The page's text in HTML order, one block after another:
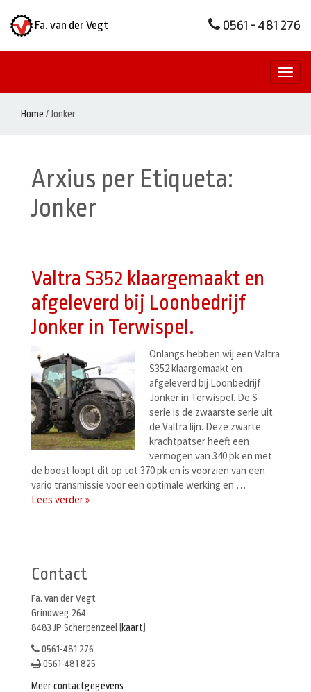
Fa. van der Vegt 0561 - 481 276
Home /Jonker
Arxius per Etiqueta:
Jonker
Valtra S352 klaargemaakt en
afgeleverd bij Loonbedrijf
Jonker in Terwispel.
Onlangs hebben wij een Valtra
S352 klaargemaakt en
afgeleverd bij Loonbedrijf
Jonker in Terwispel. De S-
serie is de zwaarste serie uit
de Valtra lijn. Deze zwarte
krachtpatser heeft een
vermogen van 340 pk en met
de boost loopt dit op tot 370 pk en is voorzien van een
vario transmissie voor een optimale werking en …
Lees verder »
Contact
Fa. van der Vegt
Grindweg 264
8483 JP Scherpenzeel (kaart)
0561-481 276
0561-481 825
Meer contactgegevens